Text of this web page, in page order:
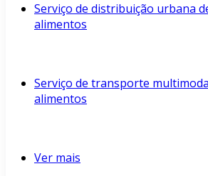
Serviço de distribuição urbana
alimentos
Serviço de transporte
alimentos
Ver mais